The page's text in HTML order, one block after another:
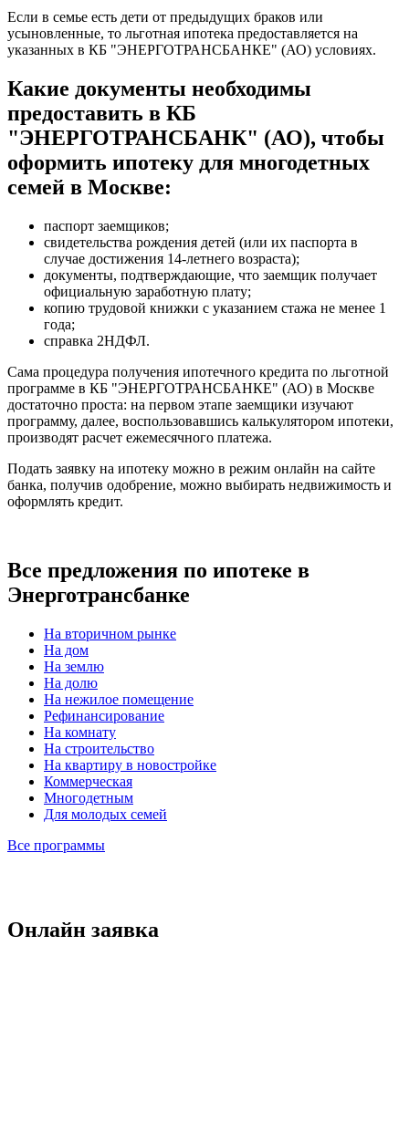
Если в семье есть дети от предыдущих браков или
усыновленные, то льготная ипотека предоставляется на
указанных в КБ "ЭНЕРГОТРАНСБАНКЕ" (АО) условиях.
Какие документы необходимы
предоставить в КБ
"ЭНЕРГОТРАНСБАНК" (АО), чтобы
оформить ипотеку для многодетных
семей в Москве:
паспорт заемщиков;
свидетельства рождения детей (или их паспорта в
случае достижения 14-летнего возраста);
документы, подтверждающие, что заемщик получает
официальную заработную плату;
копию трудовой книжки с указанием стажа не менее 1
года;
справка 2НДФЛ.
Сама процедура получения ипотечного кредита по льготной
программе в КБ "ЭНЕРГОТРАНСБАНКЕ" (АО) в Москве
достаточно проста: на первом этапе заемщики изучают
программу, далее, воспользовавшись калькулятором ипотеки,
производят расчет ежемесячного платежа.
Подать заявку на ипотеку можно в режим онлайн на сайте
банка, получив одобрение, можно выбирать недвижимость и
оформлять кредит.
Все предложения по ипотеке в
Энерготрансбанке
На вторичном рынке
На дом
На землю
На долю
На нежилое помещение
Рефинансирование
На комнату
На строительство
На квартиру в новостройке
Коммерческая
Многодетным
Для молодых семей
Все программы
Онлайн заявка